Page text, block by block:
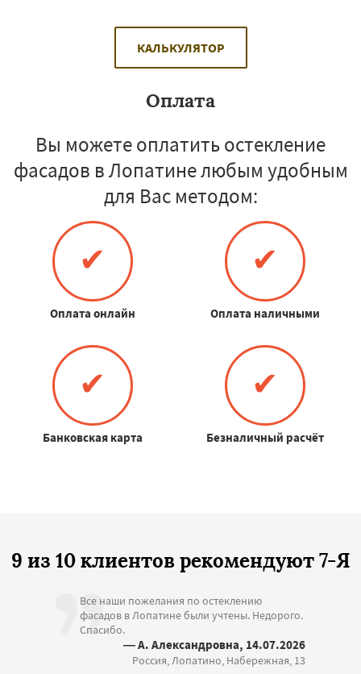
КАЛЬКУЛЯТОР
Оплата
Вы можете оплатить остекление
фасадов в Лопатине любым удобным
для Вас методом:
✔
Оплата онлайн
✔
Оплата наличными
✔
Банковская карта
✔
Безналичный расчёт
9 из 10 клиентов рекомендуют 7-Я
Все наши пожелания по остеклению
фасадов в Лопатине были учтены. Недорого.
Спасибо.
— А. Александровна, 14.07.2026
Россия, Лопатино, Набережная, 13